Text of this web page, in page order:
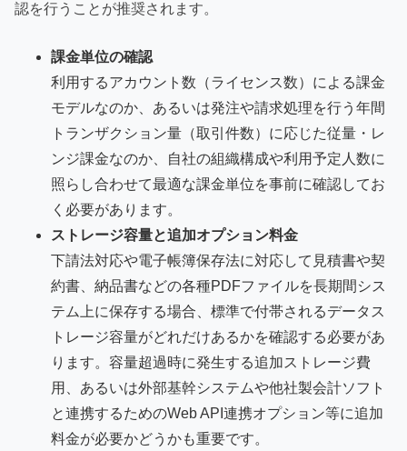
認を行うことが推奨されます。
課金単位の確認
利用するアカウント数（ライセンス数）による課金
モデルなのか、あるいは発注や請求処理を行う年間
トランザクション量（取引件数）に応じた従量・レ
ンジ課金なのか、自社の組織構成や利用予定人数に
照らし合わせて最適な課金単位を事前に確認してお
く必要があります。
ストレージ容量と追加オプション料金
下請法対応や電子帳簿保存法に対応して見積書や契
約書、納品書などの各種PDFファイルを長期間シス
テム上に保存する場合、標準で付帯されるデータス
トレージ容量がどれだけあるかを確認する必要があ
ります。容量超過時に発生する追加ストレージ費
用、あるいは外部基幹システムや他社製会計ソフト
と連携するためのWeb API連携オプション等に追加
料金が必要かどうかも重要です。